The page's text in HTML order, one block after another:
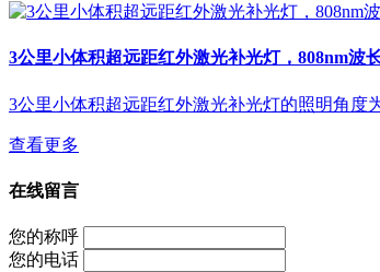
3公里小体积超远距红外激光补光灯，808nm波
3公里小体积超远距红外激光补光灯的照明角度
查看更多
在线留言
您的称呼
您的电话